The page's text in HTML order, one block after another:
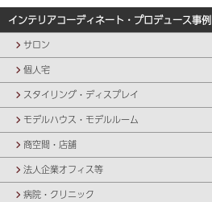
インテリアコーディネート・プロデュース事例
サロン
個人宅
スタイリング・ディスプレイ
モデルハウス・モデルルーム
商空間・店舗
法人企業オフィス等
病院・クリニック